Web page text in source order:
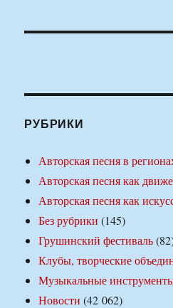
РУБРИКИ
Авторская песня в
Авторская песня как
Авторская песня как
Без рубрики (145)
Грушинский фестиваль
Клубы, творческие
Музыкальные
Новости (42 062)